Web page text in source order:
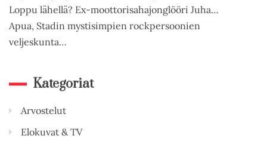
Loppu lähellä? Ex-moottorisahajonglööri Juha…
Apua, Stadin mystisimpien rockpersoonien
veljeskunta…
Kategoriat
Arvostelut
Elokuvat & TV